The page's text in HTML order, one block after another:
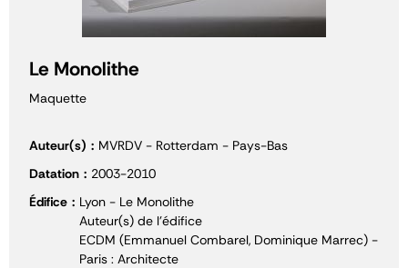
Le Monolithe
Maquette
Auteur(s)
MVRDV - Rotterdam - Pays-Bas
Datation
2003-2010
Édifice
Lyon - Le Monolithe
Auteur(s) de l'édifice
ECDM (Emmanuel Combarel, Dominique Marrec) -
Paris : Architecte